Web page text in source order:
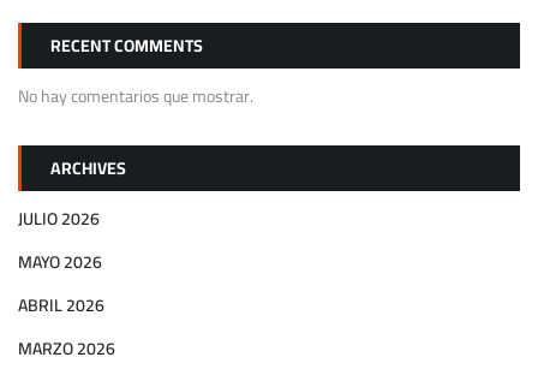
RECENT COMMENTS
No hay comentarios que mostrar.
ARCHIVES
JULIO 2026
MAYO 2026
ABRIL 2026
MARZO 2026